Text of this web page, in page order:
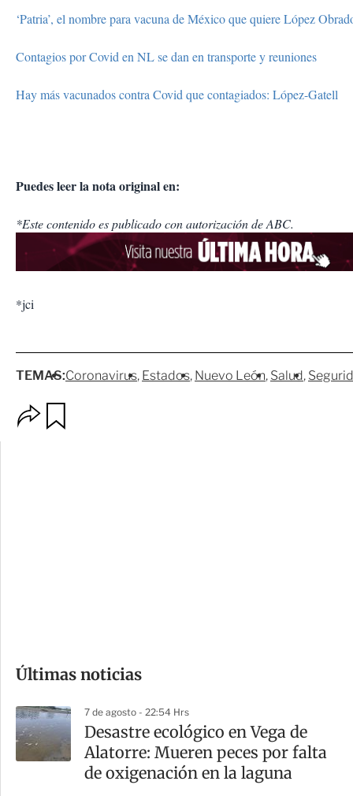
‘Patria’, el nombre para vacuna de México que quiere López
Contagios por Covid en NL se dan en transporte y reuniones
Hay más vacunados contra Covid que contagiados: López-Gatell
Puedes leer la nota original en:
*Este contenido es publicado con autorización de ABC.
*jci
TEMAS:Coronavirus Estados Nuevo León Salud
p
m
a
r
t
Últimas noticias
7 de agosto - 22:54 Hrs
Desastre ecológico en Vega de
Alatorre: Mueren peces por falta
de oxigenación en la laguna